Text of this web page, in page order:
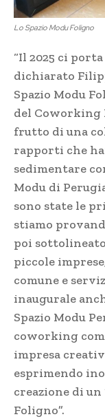
Lo Spazio Modu Foligno
“Il 2025 ci
dichiarato
Spazio Modu
del Coworking
frutto di una
rapporti che
sedimentare
Modu di
sono state le
stiamo
poi
piccole
comune e
inaugurale
Spazio Modu
coworking
impresa
esprimendo
creazione di
Foligno”.